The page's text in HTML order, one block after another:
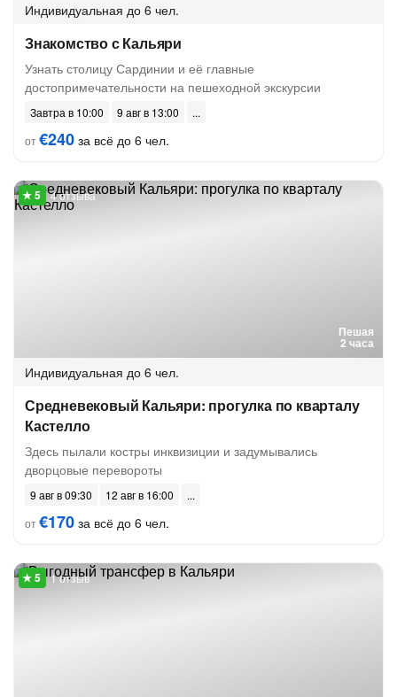
Индивидуальная до 6 чел.
Знакомство с Кальяри
Узнать столицу Сардинии и её главные
достопримечательности на пешеходной экскурсии
Завтра в 10:00
9 авг в 13:00
от€240 за всё до 6 чел.
Пешая
2 часа
4 отзыва
Индивидуальная до 6 чел.
Средневековый Кальяри: прогулка по кварталу
Кастелло
Здесь пылали костры инквизиции и задумывались
дворцовые перевороты
9 авг в 09:30
12 авг в 16:00
от€170 за всё до 6 чел.
1 отзыв